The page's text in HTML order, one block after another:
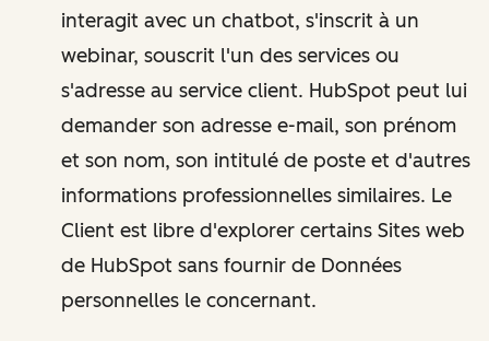
interagit avec un chatbot, s'inscrit à un
webinar, souscrit l'un des services ou
s'adresse au service client. HubSpot peut lui
demander son adresse e-mail, son prénom
et son nom, son intitulé de poste et d'autres
informations professionnelles similaires. Le
Client est libre d'explorer certains Sites web
de HubSpot sans fournir de Données
personnelles le concernant.